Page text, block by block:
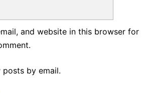
and website in this browser for
by email.